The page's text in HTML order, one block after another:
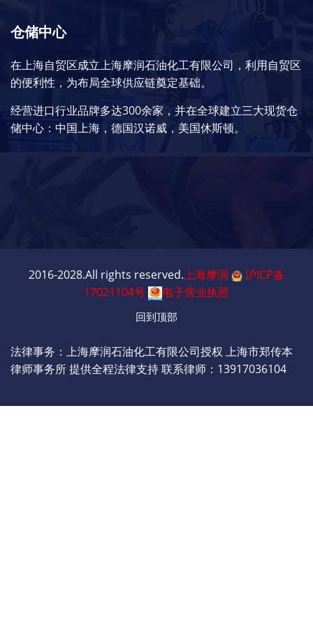
仓储中心
在上海自贸区成立上海摩润石油化工有限公司，利用自贸区
的便利性，为布局全球供应链奠定基础。
经营进口行业品牌多达300余家，并在全球建立三大现货仓
储中心：中国上海，德国汉诺威，美国休斯顿。
2016-2028.All rights reserved.上海摩润
沪ICP备
17021104号
电子营业执照
回到顶部
法律事务：上海摩润石油化工有限公司授权 上海市郑传本
律师事务所 提供全程法律支持 联系律师：13917036104